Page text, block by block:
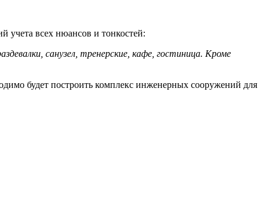
учета всех нюансов и тонкостей:
санузел, тренерские, кафе, гостиница. Кроме
будет построить комплекс инженерных сооружений для